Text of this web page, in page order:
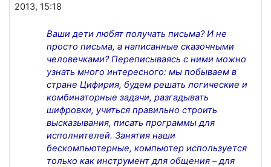
2013, 15:18
Ваши дети любят получать письма? И не
просто письма, а написанные сказочными
человечками? Переписываясь с ними можно
узнать много интересного: мы побываем в
стране Цифирия, будем решать логические и
комбинаторные задачи, разгадывать
шифровки, учиться правильно строить
высказывания, писать программы для
исполнителей. Занятия наши
бескомпьютерные, компьютер используется
только как инструмент для общения – для